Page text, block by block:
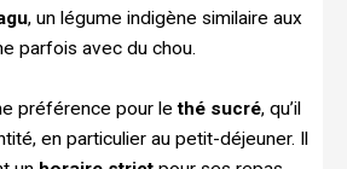
, un légume indigène similaire aux
parfois avec du chou.
préférence pour lethé sucré, qu’il
en particulier au petit-déjeuner. Il